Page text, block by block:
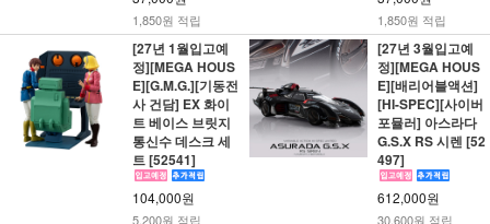
1,850원 적립 1,850원 적립
[27년 1월입고예
정][MEGA HOUS
E][G.M.G.][기동전
사 건담] EX 화이
트 베이스 브릿지
통신수 데스크 세
트 [52541]
104,000원
5,200원 적립
[27년 3월입고예
정][MEGA HOUS
E][배리어블액션]
[HI-SPEC][사이버
포뮬러] 아스라다
G.S.X RS 시렌 [52
497]
612,000원
30,600원 적립